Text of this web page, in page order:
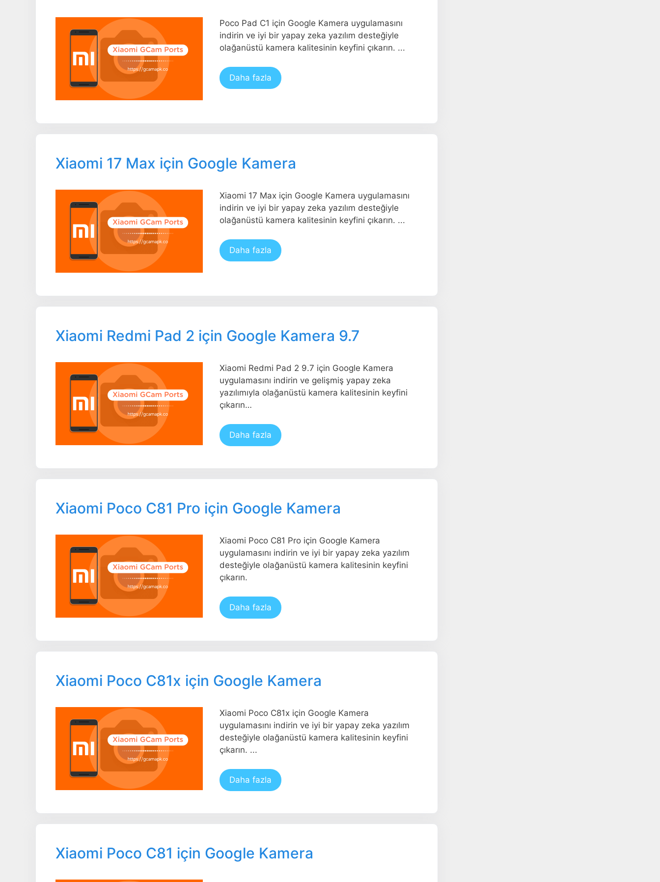
Poco Pad C1 için Google Kamera uygulamasını
indirin ve iyi bir yapay zeka yazılım desteğiyle
olağanüstü kamera kalitesinin keyfini çıkarın. ...
Daha fazla
Xiaomi 17 Max için Google Kamera
Xiaomi 17 Max için Google Kamera uygulamasını
indirin ve iyi bir yapay zeka yazılım desteğiyle
olağanüstü kamera kalitesinin keyfini çıkarın. ...
Daha fazla
Xiaomi Redmi Pad 2 için Google Kamera 9.7
Xiaomi Redmi Pad 2 9.7 için Google Kamera
uygulamasını indirin ve gelişmiş yapay zeka
yazılımıyla olağanüstü kamera kalitesinin keyfini
çıkarın…
Daha fazla
Xiaomi Poco C81 Pro için Google Kamera
Xiaomi Poco C81 Pro için Google Kamera
uygulamasını indirin ve iyi bir yapay zeka yazılım
desteğiyle olağanüstü kamera kalitesinin keyfini
çıkarın.
Daha fazla
Xiaomi Poco C81x için Google Kamera
Xiaomi Poco C81x için Google Kamera
uygulamasını indirin ve iyi bir yapay zeka yazılım
desteğiyle olağanüstü kamera kalitesinin keyfini
çıkarın. ...
Daha fazla
Xiaomi Poco C81 için Google Kamera